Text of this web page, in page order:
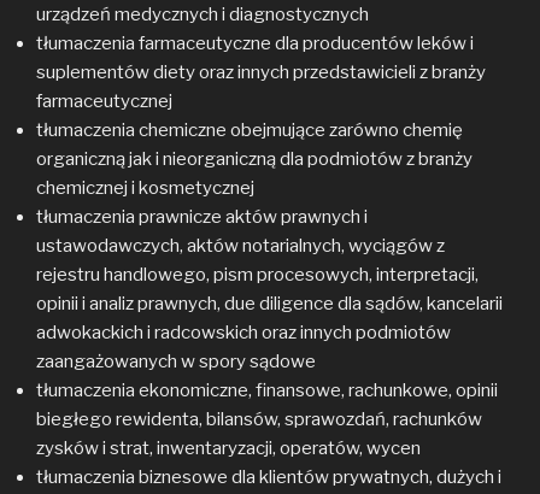
urządzeń medycznych i diagnostycznych
tłumaczenia farmaceutyczne dla producentów leków i
suplementów diety oraz innych przedstawicieli z branży
farmaceutycznej
tłumaczenia chemiczne obejmujące zarówno chemię
organiczną jak i nieorganiczną dla podmiotów z branży
chemicznej i kosmetycznej
tłumaczenia prawnicze aktów prawnych i
ustawodawczych, aktów notarialnych, wyciągów z
rejestru handlowego, pism procesowych, interpretacji,
opinii i analiz prawnych, due diligence dla sądów, kancelarii
adwokackich i radcowskich oraz innych podmiotów
zaangażowanych w spory sądowe
tłumaczenia ekonomiczne, finansowe, rachunkowe, opinii
biegłego rewidenta, bilansów, sprawozdań, rachunków
zysków i strat, inwentaryzacji, operatów, wycen
tłumaczenia biznesowe dla klientów prywatnych, dużych i